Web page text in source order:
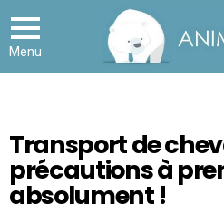
Menu
Transport de
précautions à
absolument !